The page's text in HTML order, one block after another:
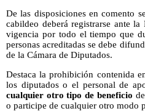
De las disposiciones en comento
cabildeo deberá registrarse ante
vigencia por todo el tiempo que
personas acreditadas se debe
de la Cámara de Diputados.
Destaca la prohibición contenida
los diputados o el personal de
cualquier otro tipo de beneficio
o participe de cualquier otro modo